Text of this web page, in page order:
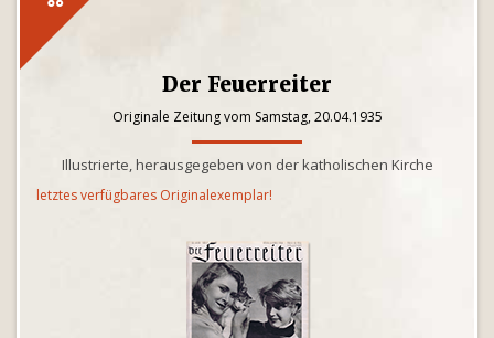
Der Feuerreiter
Originale Zeitung vom Samstag, 20.04.1935
Illustrierte, herausgegeben von der katholischen Kirche
letztes verfügbares Originalexemplar!